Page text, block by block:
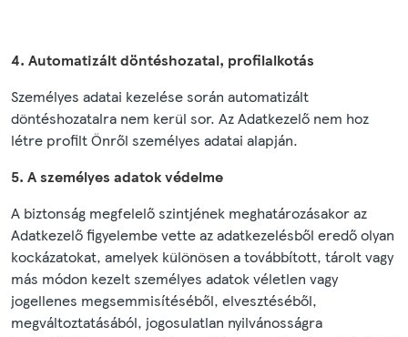
4. Automatizált döntéshozatal, profilalkotás
Személyes adatai kezelése során automatizált
döntéshozatalra nem kerül sor. Az Adatkezelő nem hoz
létre profilt Önről személyes adatai alapján.
5. A személyes adatok védelme
A biztonság megfelelő szintjének meghatározásakor az
Adatkezelő figyelembe vette az adatkezelésből eredő olyan
kockázatokat, amelyek különösen a továbbított, tárolt vagy
más módon kezelt személyes adatok véletlen vagy
jogellenes megsemmisítéséből, elvesztéséből,
megváltoztatásából, jogosulatlan nyilvánosságra